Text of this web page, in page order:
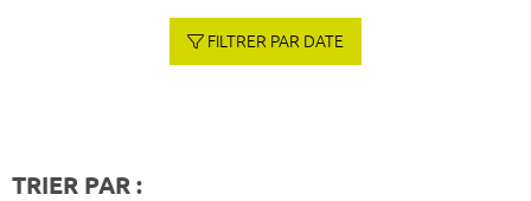
FILTRER PAR DATE
TRIER PAR :